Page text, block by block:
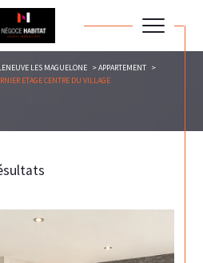
LES MAGUELONE
APPARTEMENT
ETAGE CENTRE DU VILLAGE